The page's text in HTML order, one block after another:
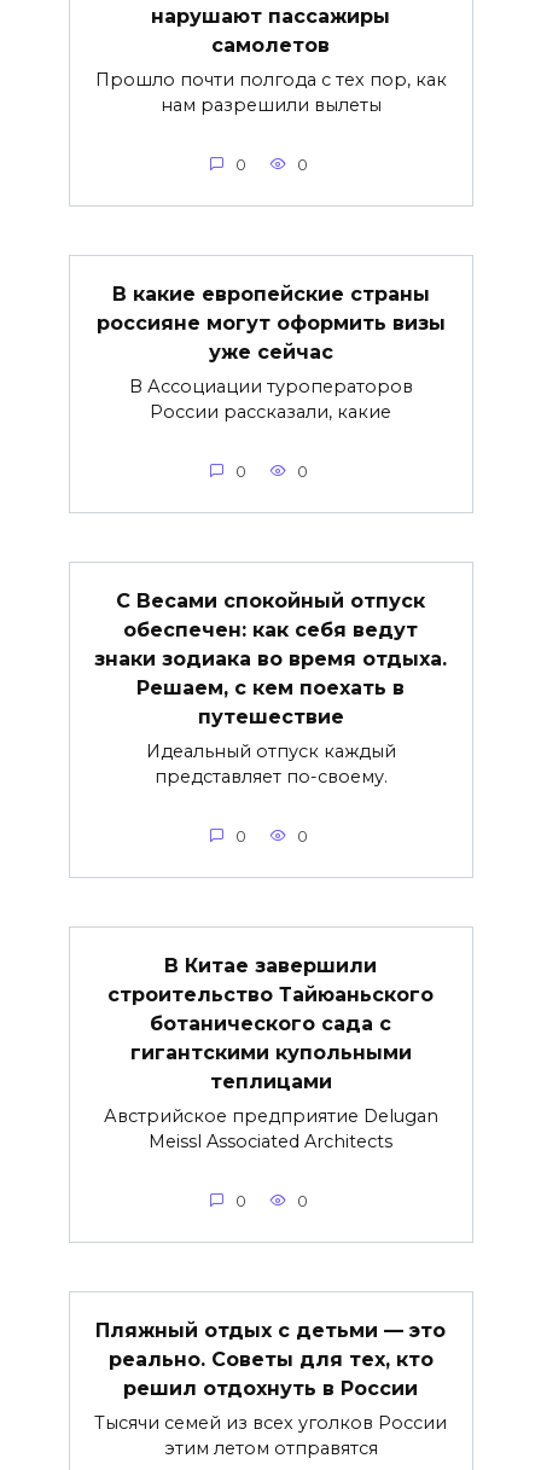
нарушают пассажиры
самолетов
Прошло почти полгода с тех пор, как
нам разрешили вылеты
0 0
В какие европейские страны
россияне могут оформить визы
уже сейчас
В Ассоциации туроператоров
России рассказали, какие
0 0
С Весами спокойный отпуск
обеспечен: как себя ведут
знаки зодиака во время отдыха.
Решаем, с кем поехать в
путешествие
Идеальный отпуск каждый
представляет по-своему.
0 0
В Китае завершили
строительство Тайюаньского
ботанического сада с
гигантскими купольными
теплицами
Австрийское предприятие Delugan
Meissl Associated Architects
0 0
Пляжный отдых с детьми — это
реально. Советы для тех, кто
решил отдохнуть в России
Тысячи семей из всех уголков России
этим летом отправятся